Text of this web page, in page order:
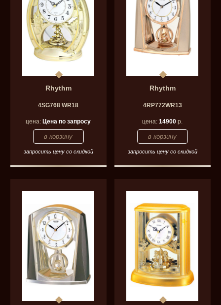
Rhythm
4SG768 WR18
цена:Цена по запросу
запросить цену со скидкой
Rhythm
4RP772WR13
цена:14900 р.
запросить цену со скидкой